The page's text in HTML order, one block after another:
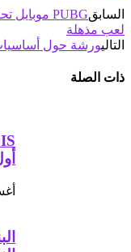
السابق
لعب مذهلة
التاليورشة حول أساسيات
ذات الصلة